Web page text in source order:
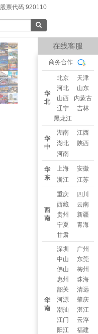
股票代码:920110
在线客服
商务合作
华
北
北京
河北
山西
辽宁
黑龙江
天津
山东
内蒙古
吉林
华
中
湖南
湖北
河南
江西
陕西
华
东
上海
浙江
安徽
江苏
西
南
重庆
西藏
贵州
宁夏
甘肃
四川
云南
新疆
青海
华
南
深圳
中山
佛山
惠州
韶关
河源
潮汕
江门
阳江
广州
东莞
梅州
珠海
清远
肇庆
湛江
云浮
福建